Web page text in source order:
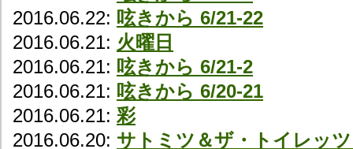
2016.06.22: 呟きから 6/21-22
2016.06.21: 火曜日
2016.06.21: 呟きから 6/21-2
2016.06.21: 呟きから 6/20-21
2016.06.21: 彩
2016.06.20: サトミツ＆ザ・トイレッ